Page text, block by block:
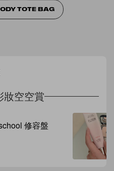
TOTE BAG
妝空空賞
修容盤